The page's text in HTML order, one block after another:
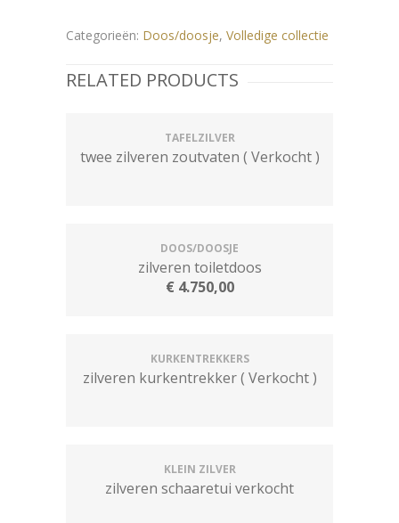
Categorieën: Doos/doosje, Volledige collectie
RELATED PRODUCTS
TAFELZILVER
twee zilveren zoutvaten ( Verkocht )
DOOS/DOOSJE
zilveren toiletdoos
€4.750,00
KURKENTREKKERS
zilveren kurkentrekker ( Verkocht )
KLEIN ZILVER
zilveren schaaretui verkocht